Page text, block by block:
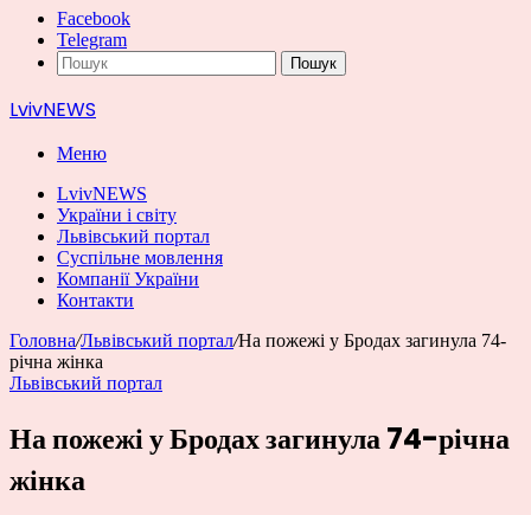
Facebook
Telegram
Пошук
LvivNEWS
Меню
LvivNEWS
України і світу
Львівський портал
Суспільне мовлення
Компанії України
Контакти
Головна/Львівський портал/На пожежі у Бродах загинула 74-
річна жінка
Львівський портал
На пожежі у Бродах загинула 74-річна
жінка